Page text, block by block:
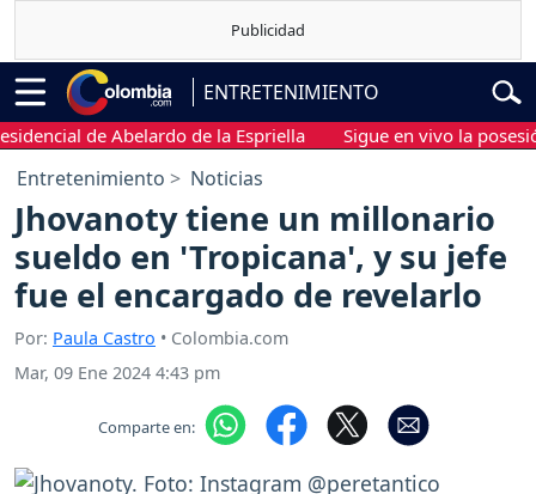
ENTRETENIMIENTO
de Abelardo de la Espriella Sigue en vivo la posesión
Entretenimiento Noticias
Jhovanoty tiene un millonario
sueldo en 'Tropicana', y su jefe
fue el encargado de revelarlo
Por: Paula Castro • Colombia.com
Mar, 09 Ene 2024 4:43 pm
Comparte en: